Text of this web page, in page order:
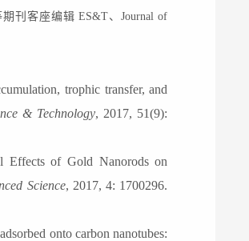
期刊客座编辑 ES&T、Journal of
trophic transfer, and
& Technology, 2017, 51(9):
Effects of Gold Nanorods on
Science, 2017, 4: 1700296.
onto carbon nanotubes: